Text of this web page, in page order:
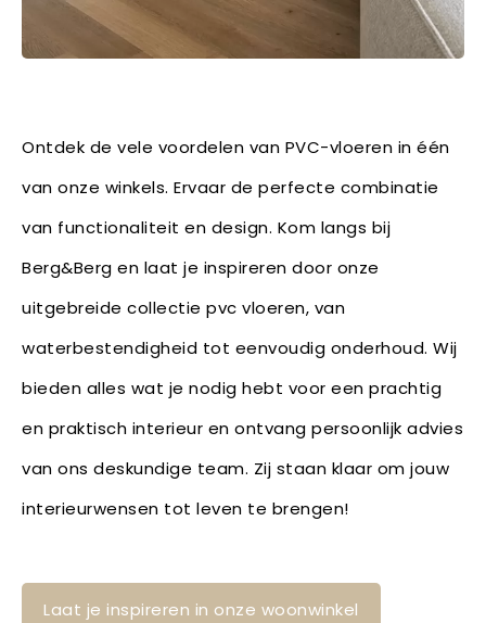
Ontdek de vele voordelen van PVC-vloeren in één
van onze winkels. Ervaar de perfecte combinatie
van functionaliteit en design. Kom langs bij
Berg&Berg en laat je inspireren door onze
uitgebreide collectie pvc vloeren, van
waterbestendigheid tot eenvoudig onderhoud. Wij
bieden alles wat je nodig hebt voor een prachtig
en praktisch interieur en ontvang persoonlijk advies
van ons deskundige team. Zij staan klaar om jouw
interieurwensen tot leven te brengen!
Laat je inspireren in onze woonwinkel